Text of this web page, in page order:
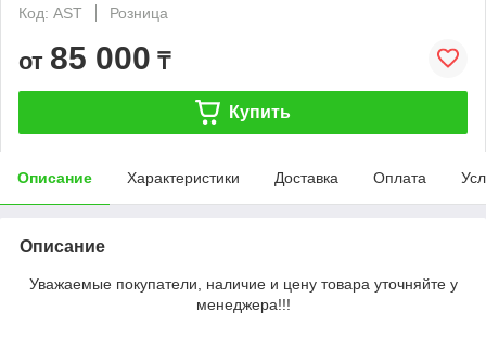
Код: AST
Розница
от 85 000 ₸
Купить
Описание Характеристики Доставка Оплата
Описание
Уважаемые покупатели, наличие и цену товара уточняйте у
менеджера!!!